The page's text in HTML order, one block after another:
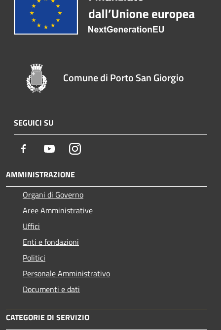
Comune di Porto San Giorgio
SEGUICI SU
Facebook YoutubeInstagram
AMMINISTRAZIONE
Organi di Governo
Aree Amministrative
Uffici
Enti e fondazioni
Politici
Personale Amministrativo
Documenti e dati
CATEGORIE DI SERVIZIO